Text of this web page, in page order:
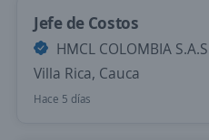
Jefe de Costos
HMCL COLOMBIA
Villa Rica, Cauca
Hace 5 días